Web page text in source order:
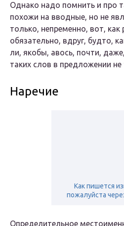
Однако надо помнить и про
похожи на вводные, но не
только, непременно, вот, как
обязательно, вдруг, будто,
ли, якобы, авось, почти,
таких слов в предложении не
Наречие
Как пишется
пожалуйста
Определительное